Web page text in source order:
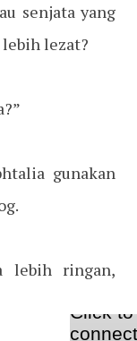
senjata yang
lezat?
gunakan
lebih ringan,